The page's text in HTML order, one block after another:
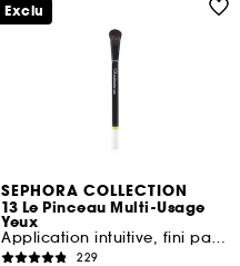
SEPHORA COLLECTION
13 Le Pinceau Multi-Usage
Yeux
Application intuitive, fini parfait
229
Exclu